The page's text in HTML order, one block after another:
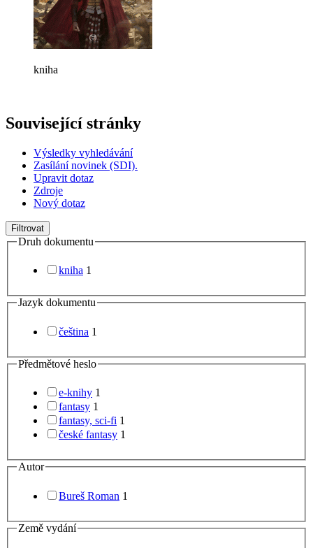
kniha
Související stránky
Výsledky vyhledávání
Zasílání novinek (SDI).
Upravit dotaz
Zdroje
Nový dotaz
Filtrovat
Druh dokumentu
kniha 1
Jazyk dokumentu
čeština 1
Předmětové heslo
e-knihy 1
fantasy 1
fantasy, sci-fi 1
české fantasy 1
Autor
Bureš Roman 1
Země vydání